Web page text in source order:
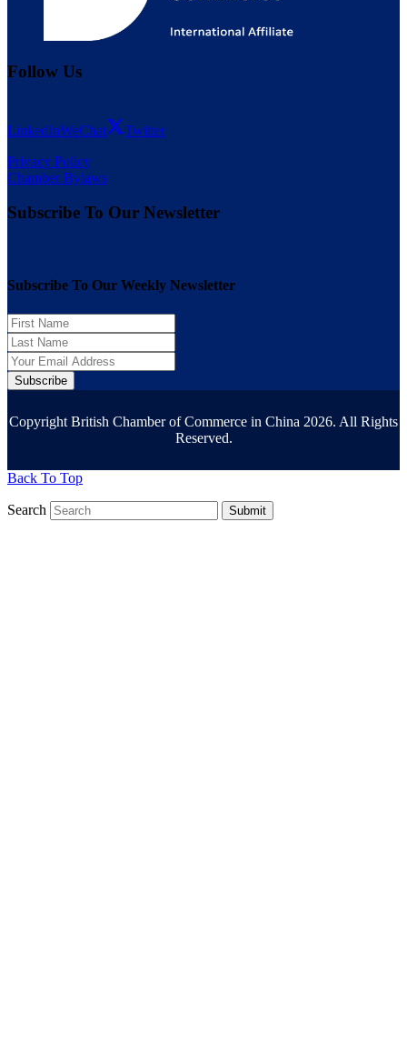
Follow Us
LinkedInWeChat
Twitter
Privacy Policy
Chamber Bylaws
Subscribe To Our Newsletter
Subscribe To Our Weekly Newsletter
Subscribe
Copyright British Chamber of Commerce in China 2026. All Rights
Reserved.
Back To Top
Search Submit